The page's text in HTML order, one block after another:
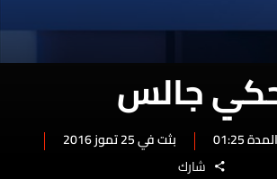
جالس
المدة 01:25
بثت في 25 تموز 2016
شارك